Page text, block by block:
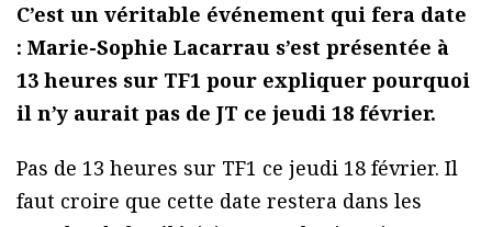
C’est un véritable événement qui fera date
: Marie-Sophie Lacarrau s’est présentée à
13 heures sur TF1 pour expliquer pourquoi
il n’y aurait pas de JT ce jeudi 18 février.
Pas de 13 heures sur TF1 ce jeudi 18 février. Il
faut croire que cette date restera dans les